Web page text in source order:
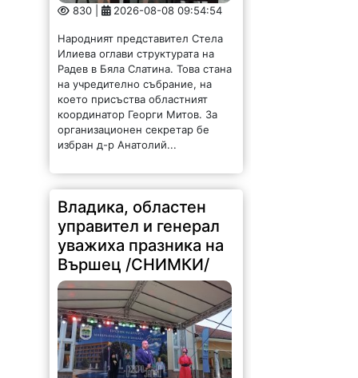
830 | 2026-08-08 09:54:54
Народният представител Стела
Илиева оглави структурата на
Радев в Бяла Слатина. Това стана
на учредително събрание, на
което присъства областният
координатор Георги Митов. За
организационен секретар бе
избран д-р Анатолий...
Владика, областен
управител и генерал
уважиха празника на
Вършец /СНИМКИ/